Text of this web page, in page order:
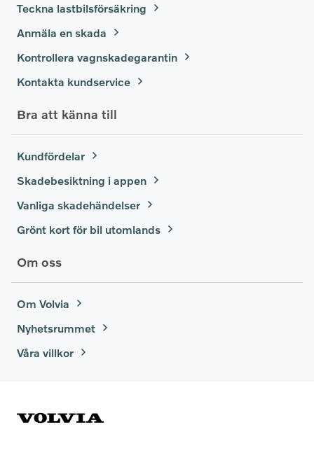
Teckna lastbilsförsäkring
Anmäla en skada
Kontrollera vagnskadegarantin
Kontakta kundservice
Bra att känna till
Kundfördelar
Skadebesiktning i appen
Vanliga skadehändelser
Grönt kort för bil utomlands
Om oss
Om Volvia
Nyhetsrummet
Våra villkor